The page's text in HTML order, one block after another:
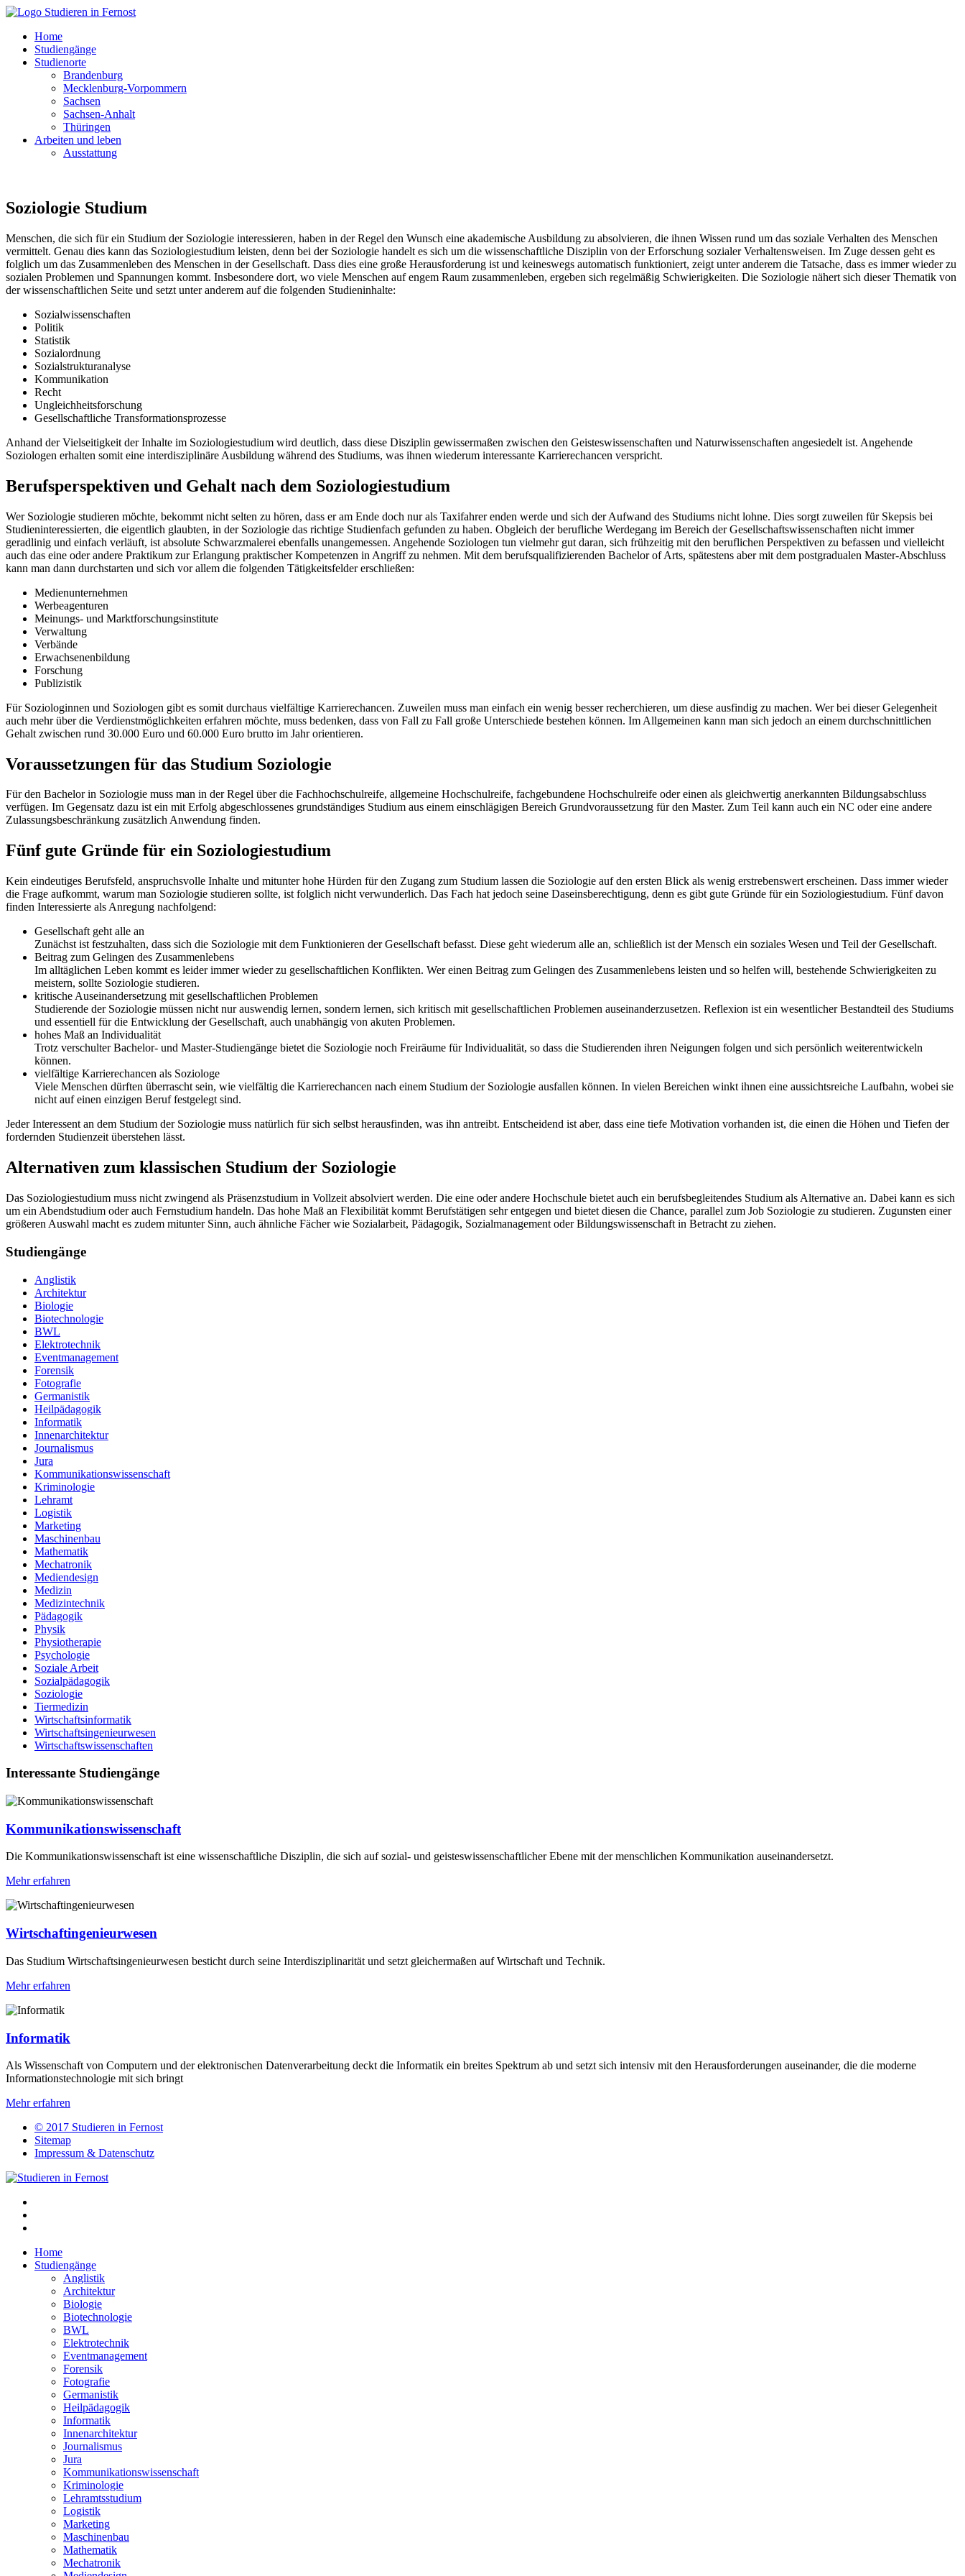
Home
Studiengänge
Studienorte
Brandenburg
Mecklenburg-Vorpommern
Sachsen
Sachsen-Anhalt
Thüringen
Arbeiten und leben
Ausstattung
Soziologie Studium
Menschen, die sich für ein Studium der Soziologie interessieren, haben in der Regel den Wunsch eine akademische Ausbildung zu absolvieren, die ihnen Wissen rund um das soziale Verhalten des Menschen
vermittelt. Genau dies kann das Soziologiestudium leisten, denn bei der Soziologie handelt es sich um die wissenschaftliche Disziplin von der Erforschung sozialer Verhaltensweisen. Im Zuge dessen geht es
folglich um das Zusammenleben des Menschen in der Gesellschaft. Dass dies eine große Herausforderung ist und keineswegs automatisch funktioniert, zeigt unter anderem die Tatsache, dass es immer wieder zu
sozialen Problemen und Spannungen kommt. Insbesondere dort, wo viele Menschen auf engem Raum zusammenleben, ergeben sich regelmäßig Schwierigkeiten. Die Soziologie nähert sich dieser Thematik von
der wissenschaftlichen Seite und setzt unter anderem auf die folgenden Studieninhalte:
Sozialwissenschaften
Politik
Statistik
Sozialordnung
Sozialstrukturanalyse
Kommunikation
Recht
Ungleichheitsforschung
Gesellschaftliche Transformationsprozesse
Anhand der Vielseitigkeit der Inhalte im Soziologiestudium wird deutlich, dass diese Disziplin gewissermaßen zwischen den Geisteswissenschaften und Naturwissenschaften angesiedelt ist. Angehende
Soziologen erhalten somit eine interdisziplinäre Ausbildung während des Studiums, was ihnen wiederum interessante Karrierechancen verspricht.
Berufsperspektiven und Gehalt nach dem Soziologiestudium
Wer Soziologie studieren möchte, bekommt nicht selten zu hören, dass er am Ende doch nur als Taxifahrer enden werde und sich der Aufwand des Studiums nicht lohne. Dies sorgt zuweilen für Skepsis bei
Studieninteressierten, die eigentlich glaubten, in der Soziologie das richtige Studienfach gefunden zu haben. Obgleich der berufliche Werdegang im Bereich der Gesellschaftswissenschaften nicht immer
geradlinig und einfach verläuft, ist absolute Schwarzmalerei ebenfalls unangemessen. Angehende Soziologen tun vielmehr gut daran, sich frühzeitig mit den beruflichen Perspektiven zu befassen und vielleicht
auch das eine oder andere Praktikum zur Erlangung praktischer Kompetenzen in Angriff zu nehmen. Mit dem berufsqualifizierenden Bachelor of Arts, spätestens aber mit dem postgradualen Master-Abschluss
kann man dann durchstarten und sich vor allem die folgenden Tätigkeitsfelder erschließen:
Medienunternehmen
Werbeagenturen
Meinungs- und Marktforschungsinstitute
Verwaltung
Verbände
Erwachsenenbildung
Forschung
Publizistik
Für Soziologinnen und Soziologen gibt es somit durchaus vielfältige Karrierechancen. Zuweilen muss man einfach ein wenig besser recherchieren, um diese ausfindig zu machen. Wer bei dieser Gelegenheit
auch mehr über die Verdienstmöglichkeiten erfahren möchte, muss bedenken, dass von Fall zu Fall große Unterschiede bestehen können. Im Allgemeinen kann man sich jedoch an einem durchschnittlichen
Gehalt zwischen rund 30.000 Euro und 60.000 Euro brutto im Jahr orientieren.
Voraussetzungen für das Studium Soziologie
Für den Bachelor in Soziologie muss man in der Regel über die Fachhochschulreife, allgemeine Hochschulreife, fachgebundene Hochschulreife oder einen als gleichwertig anerkannten Bildungsabschluss
verfügen. Im Gegensatz dazu ist ein mit Erfolg abgeschlossenes grundständiges Studium aus einem einschlägigen Bereich Grundvoraussetzung für den Master. Zum Teil kann auch ein NC oder eine andere
Zulassungsbeschränkung zusätzlich Anwendung finden.
Fünf gute Gründe für ein Soziologiestudium
Kein eindeutiges Berufsfeld, anspruchsvolle Inhalte und mitunter hohe Hürden für den Zugang zum Studium lassen die Soziologie auf den ersten Blick als wenig erstrebenswert erscheinen. Dass immer wieder
die Frage aufkommt, warum man Soziologie studieren sollte, ist folglich nicht verwunderlich. Das Fach hat jedoch seine Daseinsberechtigung, denn es gibt gute Gründe für ein Soziologiestudium. Fünf davon
finden Interessierte als Anregung nachfolgend:
Gesellschaft geht alle an
Zunächst ist festzuhalten, dass sich die Soziologie mit dem Funktionieren der Gesellschaft befasst. Diese geht wiederum alle an, schließlich ist der Mensch ein soziales Wesen und Teil der Gesellschaft.
Beitrag zum Gelingen des Zusammenlebens
Im alltäglichen Leben kommt es leider immer wieder zu gesellschaftlichen Konflikten. Wer einen Beitrag zum Gelingen des Zusammenlebens leisten und so helfen will, bestehende Schwierigkeiten zu
meistern, sollte Soziologie studieren.
kritische Auseinandersetzung mit gesellschaftlichen Problemen
Studierende der Soziologie müssen nicht nur auswendig lernen, sondern lernen, sich kritisch mit gesellschaftlichen Problemen auseinanderzusetzen. Reflexion ist ein wesentlicher Bestandteil des Studiums
und essentiell für die Entwicklung der Gesellschaft, auch unabhängig von akuten Problemen.
hohes Maß an Individualität
Trotz verschulter Bachelor- und Master-Studiengänge bietet die Soziologie noch Freiräume für Individualität, so dass die Studierenden ihren Neigungen folgen und sich persönlich weiterentwickeln
können.
vielfältige Karrierechancen als Soziologe
Viele Menschen dürften überrascht sein, wie vielfältig die Karrierechancen nach einem Studium der Soziologie ausfallen können. In vielen Bereichen winkt ihnen eine aussichtsreiche Laufbahn, wobei sie
nicht auf einen einzigen Beruf festgelegt sind.
Jeder Interessent an dem Studium der Soziologie muss natürlich für sich selbst herausfinden, was ihn antreibt. Entscheidend ist aber, dass eine tiefe Motivation vorhanden ist, die einen die Höhen und Tiefen der
fordernden Studienzeit überstehen lässt.
Alternativen zum klassischen Studium der Soziologie
Das Soziologiestudium muss nicht zwingend als Präsenzstudium in Vollzeit absolviert werden. Die eine oder andere Hochschule bietet auch ein berufsbegleitendes Studium als Alternative an. Dabei kann es sich
um ein Abendstudium oder auch Fernstudium handeln. Das hohe Maß an Flexibilität kommt Berufstätigen sehr entgegen und bietet diesen die Chance, parallel zum Job Soziologie zu studieren. Zugunsten einer
größeren Auswahl macht es zudem mitunter Sinn, auch ähnliche Fächer wie Sozialarbeit, Pädagogik, Sozialmanagement oder Bildungswissenschaft in Betracht zu ziehen.
Studiengänge
Anglistik
Architektur
Biologie
Biotechnologie
BWL
Elektrotechnik
Eventmanagement
Forensik
Fotografie
Germanistik
Heilpädagogik
Informatik
Innenarchitektur
Journalismus
Jura
Kommunikationswissenschaft
Kriminologie
Lehramt
Logistik
Marketing
Maschinenbau
Mathematik
Mechatronik
Mediendesign
Medizin
Medizintechnik
Pädagogik
Physik
Physiotherapie
Psychologie
Soziale Arbeit
Sozialpädagogik
Soziologie
Tiermedizin
Wirtschaftsinformatik
Wirtschaftsingenieurwesen
Wirtschaftswissenschaften
Interessante Studiengänge
Kommunikationswissenschaft
Die Kommunikationswissenschaft ist eine wissenschaftliche Disziplin, die sich auf sozial- und geisteswissenschaftlicher Ebene mit der menschlichen Kommunikation auseinandersetzt.
Mehr erfahren
Wirtschaftingenieurwesen
Das Studium Wirtschaftsingenieurwesen besticht durch seine Interdisziplinarität und setzt gleichermaßen auf Wirtschaft und Technik.
Mehr erfahren
Informatik
Als Wissenschaft von Computern und der elektronischen Datenverarbeitung deckt die Informatik ein breites Spektrum ab und setzt sich intensiv mit den Herausforderungen auseinander, die die moderne
Informationstechnologie mit sich bringt
Mehr erfahren
© 2017 Studieren in Fernost
Sitemap
Impressum & Datenschutz
Home
Studiengänge
Anglistik
Architektur
Biologie
Biotechnologie
BWL
Elektrotechnik
Eventmanagement
Forensik
Fotografie
Germanistik
Heilpädagogik
Informatik
Innenarchitektur
Journalismus
Jura
Kommunikationswissenschaft
Kriminologie
Lehramtsstudium
Logistik
Marketing
Maschinenbau
Mathematik
Mechatronik